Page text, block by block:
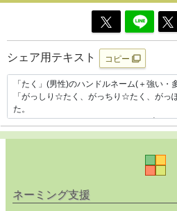
シェア用テキスト コピー
ネーミング支援